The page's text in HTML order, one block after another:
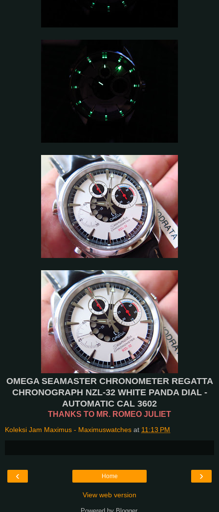
OMEGA SEAMASTER CHRONOMETER REGATTA
CHRONOGRAPH NZL-32 WHITE PANDA DIAL -
AUTOMATIC CAL 3602
THANKS TO MR. ROMEO JULIET
Koleksi Jam Maximus - Maximuswatches at 11:13 PM
‹ ›
Home
View web version